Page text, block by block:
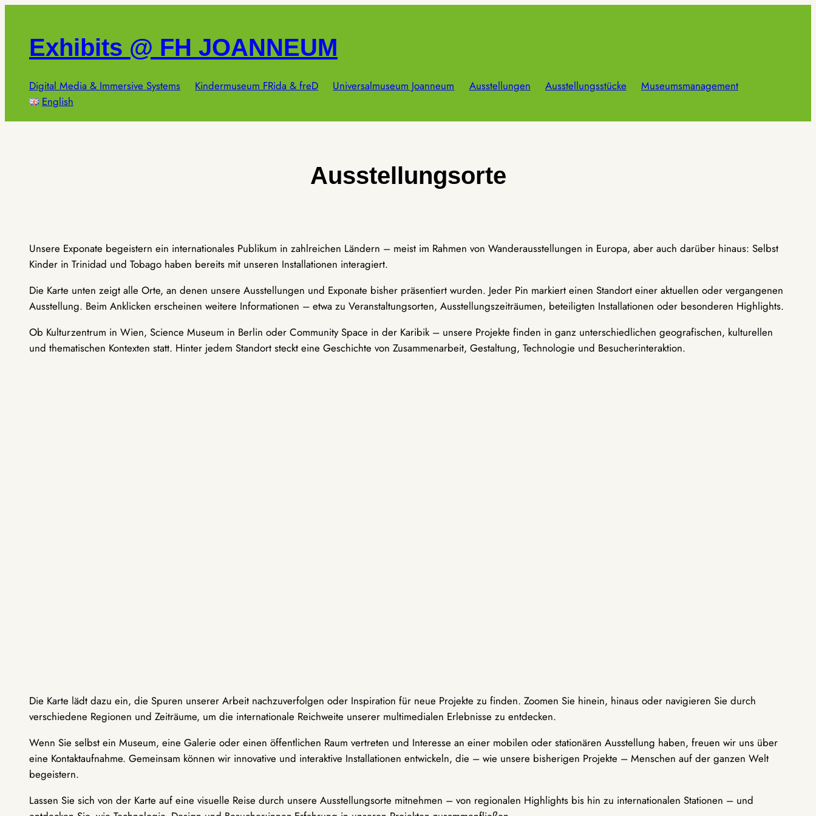
springenExhibits @ FH JOANNEUM
Digital Media & Immersive Systems Kindermuseum FRida & freD Universalmuseum Joanneum Ausstellungen Ausstellungsstücke
Museumsmanagement
English
Ausstellungsorte
Unsere Exponate begeistern ein internationales Publikum in zahlreichen Ländern – meist im Rahmen von Wanderausstellungen in Europa, aber auch darüber hinaus: Selbst
Kinder in Trinidad und Tobago haben bereits mit unseren Installationen interagiert.
Die Karte unten zeigt alle Orte, an denen unsere Ausstellungen und Exponate bisher präsentiert wurden. Jeder Pin markiert einen Standort einer aktuellen oder vergangenen
Ausstellung. Beim Anklicken erscheinen weitere Informationen – etwa zu Veranstaltungsorten, Ausstellungszeiträumen, beteiligten Installationen oder besonderen Highlights.
Ob Kulturzentrum in Wien, Science Museum in Berlin oder Community Space in der Karibik – unsere Projekte finden in ganz unterschiedlichen geografischen, kulturellen
und thematischen Kontexten statt. Hinter jedem Standort steckt eine Geschichte von Zusammenarbeit, Gestaltung, Technologie und Besucherinteraktion.
Die Karte lädt dazu ein, die Spuren unserer Arbeit nachzuverfolgen oder Inspiration für neue Projekte zu finden. Zoomen Sie hinein, hinaus oder navigieren Sie durch
verschiedene Regionen und Zeiträume, um die internationale Reichweite unserer multimedialen Erlebnisse zu entdecken.
Wenn Sie selbst ein Museum, eine Galerie oder einen öffentlichen Raum vertreten und Interesse an einer mobilen oder stationären Ausstellung haben, freuen wir uns über
eine Kontaktaufnahme. Gemeinsam können wir innovative und interaktive Installationen entwickeln, die – wie unsere bisherigen Projekte – Menschen auf der ganzen Welt
begeistern.
Lassen Sie sich von der Karte auf eine visuelle Reise durch unsere Ausstellungsorte mitnehmen – von regionalen Highlights bis hin zu internationalen Stationen – und